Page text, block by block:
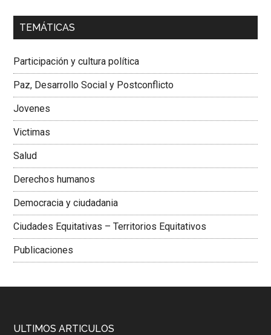
00:00 01:04
Dra. Carolina Corcho Mejía,Presidenta Corporación
Colombiana
TEMÁTICAS
Participación y cultura política
Paz, Desarrollo Social y Postconflicto
Jovenes
Victimas
Salud
Derechos humanos
Democracia y ciudadania
Ciudades Equitativas – Territorios Equitativos
Publicaciones
ULTIMOS ARTICULOS